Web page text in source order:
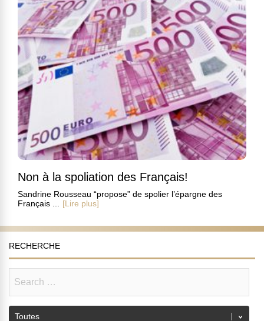
Non à la spoliation des Français!
Sandrine Rousseau “propose” de spolier l’épargne des
Français ...
[Lire plus]
RECHERCHE